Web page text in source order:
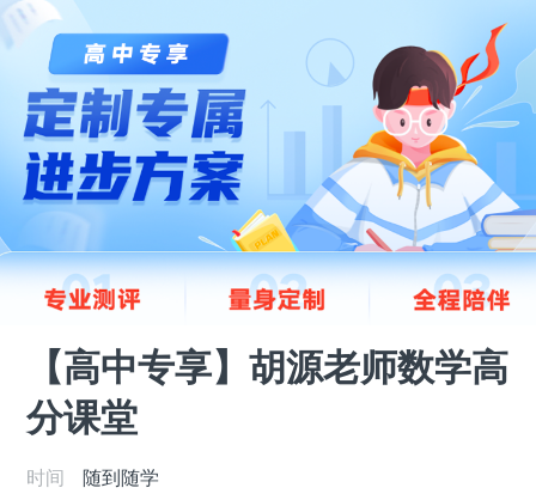
【高中专享】胡源老师数学高
分课堂
时间
随到随学